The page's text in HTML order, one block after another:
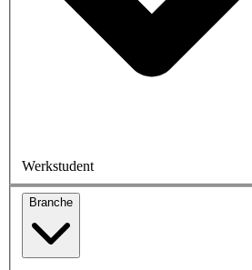
Werkstudent
Branche